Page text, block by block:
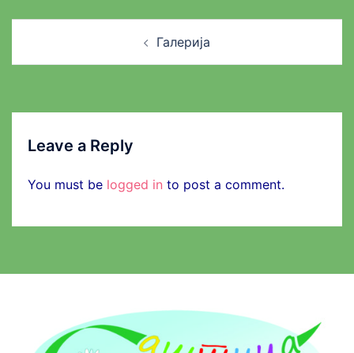
Галерија
Leave a Reply
You must be logged in to post a comment.